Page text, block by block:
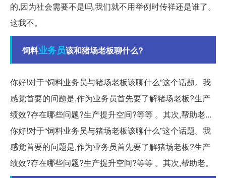
的,因为社会需要不是吗,我们就不用举例时传祥还是谁了。
这我不。
饲料业务员该和猪场老板聊什么?
你好!对于“饲料业务员与猪场老板该聊什么”这个话题。我
感觉首要的问题是,作为业务员首先要了解猪场老板?生产
绩效?存在哪些问题?生产提升空间?等等 。其次,帮助老...
你好!对于“饲料业务员与猪场老板该聊什么”这个话题。我
感觉首要的问题是,作为业务员首先要了解猪场老板?生产
绩效?存在哪些问题?生产提升空间?等等 。其次,帮助老。